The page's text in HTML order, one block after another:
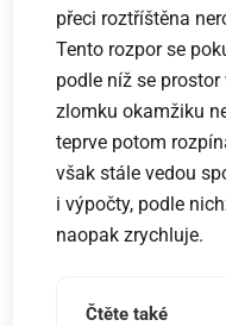
přeci roztříštěna
Tento rozpor se
podle níž se
zlomku okamžiku
teprve potom
však stále vedou
i výpočty, podle
naopak zrychluje.
Čtěte také